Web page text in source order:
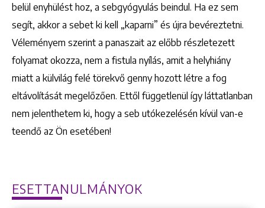
belül enyhülést hoz, a sebgyógyulás beindul. Ha ez sem
segít, akkor a sebet ki kell „kaparni” és újra bevéreztetni.
Véleményem szerint a panaszait az előbb részletezett
folyamat okozza, nem a fistula nyílás, amit a helyhiány
miatt a külvilág felé törekvő genny hozott létre a fog
eltávolítását megelőzően. Ettől függetlenül így láttatlanban
nem jelenthetem ki, hogy a seb utókezelésén kívül van-e
teendő az Ön esetében!
ESETTANULMÁNYOK